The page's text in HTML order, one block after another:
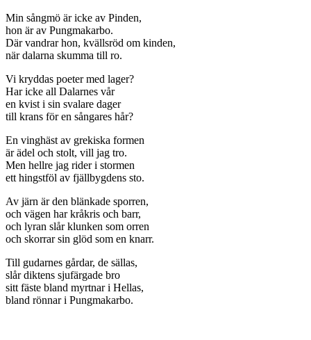
Min sångmö är icke av Pinden,
hon är av Pungmakarbo.
Där vandrar hon, kvällsröd om kinden,
när dalarna skumma till ro.
Vi kryddas poeter med lager?
Har icke all Dalarnes vår
en kvist i sin svalare dager
till krans för en sångares hår?
En vinghäst av grekiska formen
är ädel och stolt, vill jag tro.
Men hellre jag rider i stormen
ett hingstföl av fjällbygdens sto.
Av järn är den blänkade sporren,
och vägen har kråkris och barr,
och lyran slår klunken som orren
och skorrar sin glöd som en knarr.
Till gudarnes gårdar, de sällas,
slår diktens sjufärgade bro
sitt fäste bland myrtnar i Hellas,
bland rönnar i Pungmakarbo.